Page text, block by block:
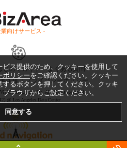
向けサービス -
じめてガイド
よくある質問
作権 プライバシーポリシー
Navigation, Inc. All Rights Reserved.
@ Los Angeles Data Center
ス提供のため、クッキーを使用して
ポリシーをご確認ください。クッキー
るボタンを押してください。クッキ
ラウザからご設定ください。